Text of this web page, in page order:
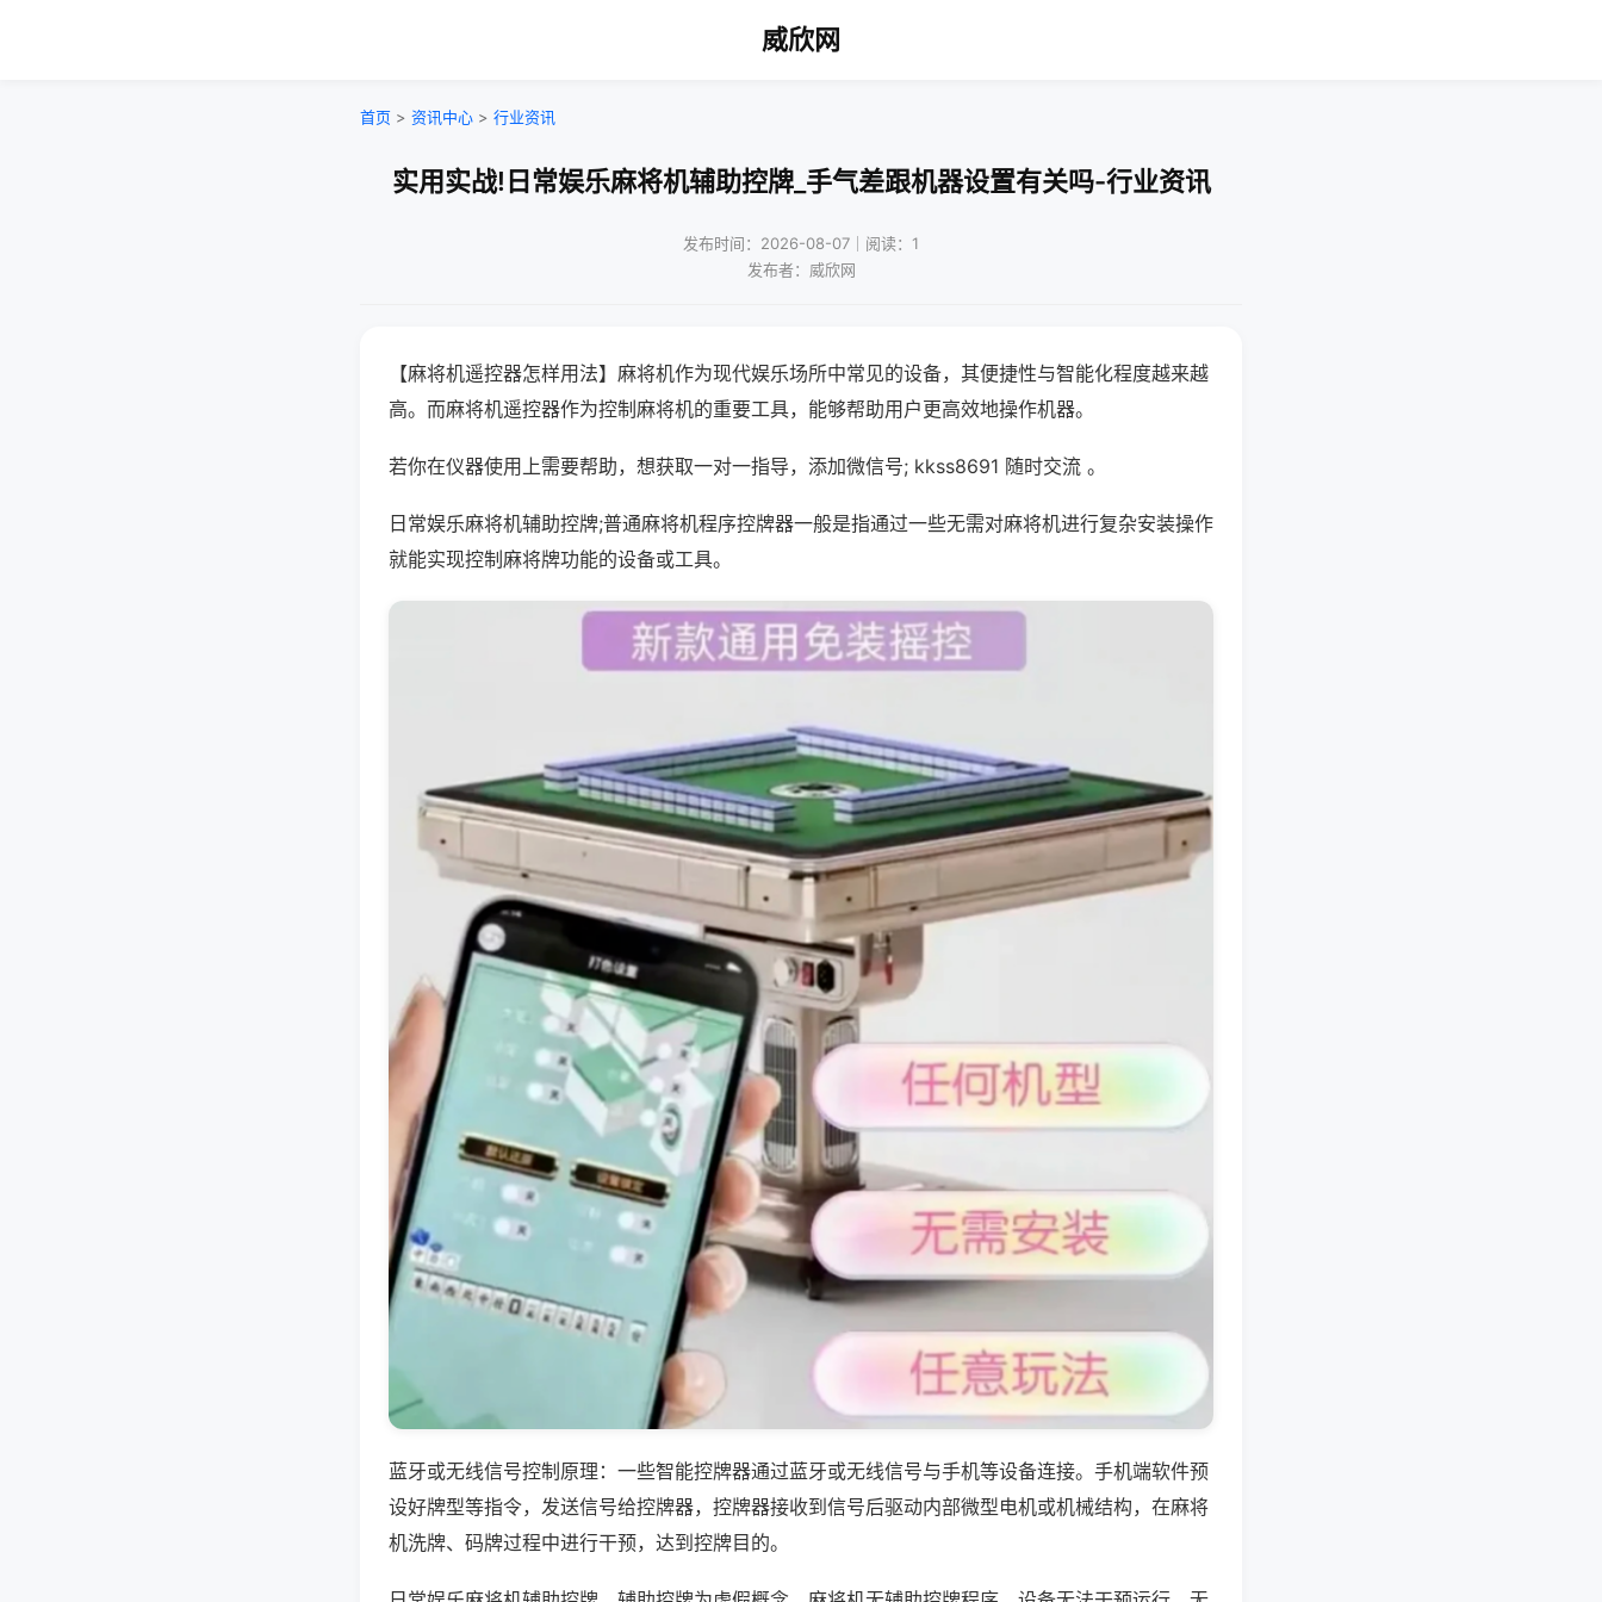
威欣网
首页 > 资讯中心 > 行业资讯
实用实战!日常娱乐麻将机辅助控牌_手气差跟机器设置有关吗-行业资讯
发布时间：2026-08-07｜阅读：1
发布者：威欣网
【麻将机遥控器怎样用法】麻将机作为现代娱乐场所中常见的设备，其便捷性与智能化程度越来越
高。而麻将机遥控器作为控制麻将机的重要工具，能够帮助用户更高效地操作机器。
若你在仪器使用上需要帮助，想获取一对一指导，添加微信号; kkss8691 随时交流 。
日常娱乐麻将机辅助控牌;普通麻将机程序控牌器一般是指通过一些无需对麻将机进行复杂安装操作
就能实现控制麻将牌功能的设备或工具。
蓝牙或无线信号控制原理：一些智能控牌器通过蓝牙或无线信号与手机等设备连接。手机端软件预
设好牌型等指令，发送信号给控牌器，控牌器接收到信号后驱动内部微型电机或机械结构，在麻将
机洗牌、码牌过程中进行干预，达到控牌目的。